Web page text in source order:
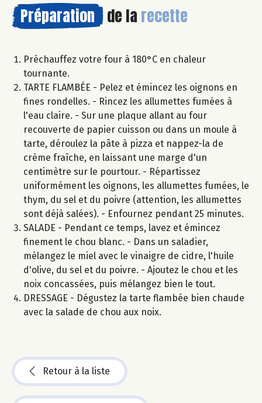
Préparation de la recette
Préchauffez votre four à 180°C en chaleur
tournante.
TARTE FLAMBÉE - Pelez et émincez les oignons en
fines rondelles. - Rincez les allumettes fumées à
l'eau claire. - Sur une plaque allant au four
recouverte de papier cuisson ou dans un moule à
tarte, déroulez la pâte à pizza et nappez-la de
crème fraîche, en laissant une marge d'un
centimètre sur le pourtour. - Répartissez
uniformément les oignons, les allumettes fumées, le
thym, du sel et du poivre (attention, les allumettes
sont déjà salées). - Enfournez pendant 25 minutes.
SALADE - Pendant ce temps, lavez et émincez
finement le chou blanc. - Dans un saladier,
mélangez le miel avec le vinaigre de cidre, l'huile
d'olive, du sel et du poivre. - Ajoutez le chou et les
noix concassées, puis mélangez bien le tout.
DRESSAGE - Dégustez la tarte flambée bien chaude
avec la salade de chou aux noix.
Retour à la liste